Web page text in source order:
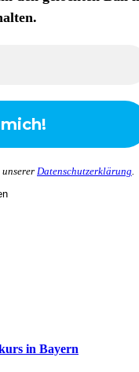
.
unserer Datenschutzerklärung.
in Bayern